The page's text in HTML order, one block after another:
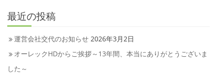
最近の投稿
運営会社交代のお知らせ 2026年3月2日
オーレックHDからご挨拶～13年間、本当にありがとうございま
した～